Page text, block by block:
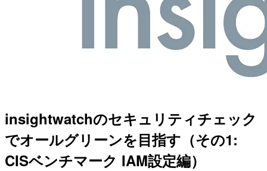
insightwatchのセキュリティチェック
でオールグリーンを目指す（その1:
CISベンチマーク IAM設定編）